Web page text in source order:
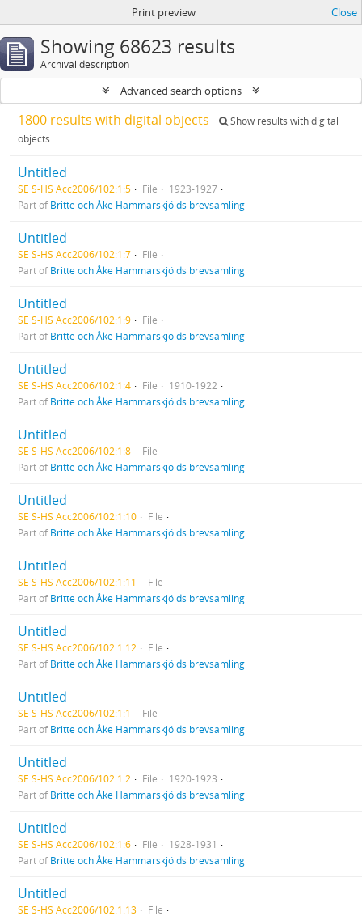
Print preview Close
Showing 68623 results
Archival description
Advanced search options
1800 results with digital objects
Show results with digital
objects
Untitled
SE S-HS Acc2006/102:1:5 File
1923-1927
Part ofBritte och Åke Hammarskjölds brevsamling
Untitled
SE S-HS Acc2006/102:1:7
File
Part ofBritte och Åke Hammarskjölds brevsamling
Untitled
SE S-HS Acc2006/102:1:9
File
Part ofBritte och Åke Hammarskjölds brevsamling
Untitled
SE S-HS Acc2006/102:1:4 File
1910-1922
Part ofBritte och Åke Hammarskjölds brevsamling
Untitled
SE S-HS Acc2006/102:1:8
File
Part ofBritte och Åke Hammarskjölds brevsamling
Untitled
SE S-HS Acc2006/102:1:10
File
Part ofBritte och Åke Hammarskjölds brevsamling
Untitled
SE S-HS Acc2006/102:1:11
File
Part ofBritte och Åke Hammarskjölds brevsamling
Untitled
SE S-HS Acc2006/102:1:12
File
Part ofBritte och Åke Hammarskjölds brevsamling
Untitled
SE S-HS Acc2006/102:1:1
File
Part ofBritte och Åke Hammarskjölds brevsamling
Untitled
SE S-HS Acc2006/102:1:2 File
1920-1923
Part ofBritte och Åke Hammarskjölds brevsamling
Untitled
SE S-HS Acc2006/102:1:6 File
1928-1931
Part ofBritte och Åke Hammarskjölds brevsamling
Untitled
SE S-HS Acc2006/102:1:13
File